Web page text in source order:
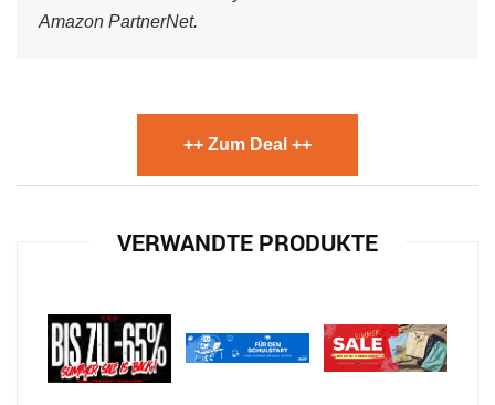
Amazon PartnerNet.
++ Zum Deal ++
VERWANDTE PRODUKTE